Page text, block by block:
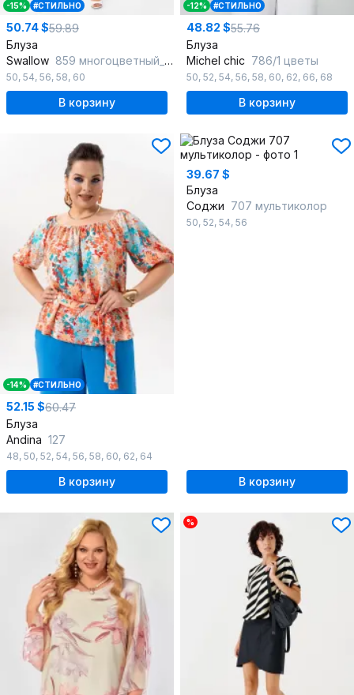
-15% #СТИЛЬНО
50.74 $59.89
Блуза
Swallow 859 многоцветный_цветочный_принт
50, 54, 56, 58, 60
В корзину
-12% #СТИЛЬНО
48.82 $55.76
Блуза
Michel chic 786/1 цветы
50, 52, 54, 56, 58, 60, 62, 66, 68
В корзину
-14% #СТИЛЬНО
52.15 $60.47
Блуза
Andina 127
48, 50, 52, 54, 56, 58, 60, 62, 64
В корзину
39.67 $
Блуза
Соджи 707 мультиколор
50, 52, 54, 56
В корзину
%